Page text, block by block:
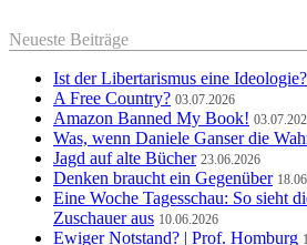
Neueste Beiträge
Ist der Libertarismus eine Ideologie?
A Free Country? 03.07.2026
Amazon Banned My Book!
Was, wenn Daniele Ganser die
Jagd auf alte Bücher 23.06.2026
Denken braucht ein Gegenüber
Eine Woche Tagesschau: So sieht
Zuschauer aus 10.06.2026
Ewiger Notstand? | Prof. Homburg